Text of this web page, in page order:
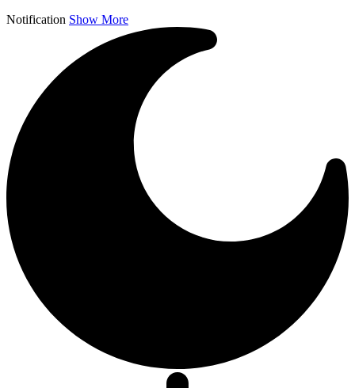
Notification Show More